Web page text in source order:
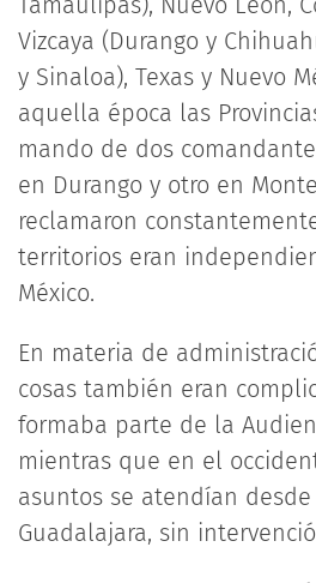
Vizcaya (Durango y
y Sinaloa), Texas y Nuevo
aquella época las
mando de dos
en Durango y otro en
reclamaron
territorios eran
México.
En materia de
cosas también eran
formaba parte de la
mientras que en el
asuntos se atendían
Guadalajara, sin